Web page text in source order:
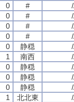
0 #
0 #
0 #
0 #
0 静穏
1 南西
0 静穏
0 静穏
0 静穏
1 北北東